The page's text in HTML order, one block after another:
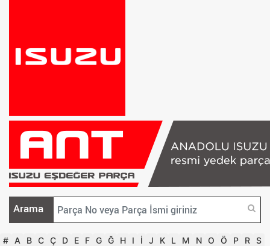
Arama
# A B C Ç D E F G Ğ H I İ J K L M N O Ö P R S